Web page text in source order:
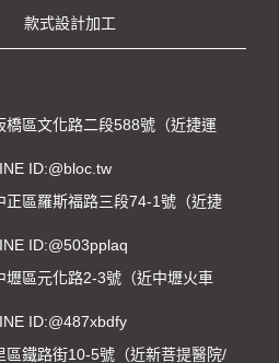
款式設計加工
區文化路二段588號（近捷運
ID:@bloc.tw
正區羅斯福路三段74-1號（近捷
ID:@503pplaq
區元化路2-3號（近中壢火車
ID:@487xbdfy
區鐵路街10-5號（近新菩提醫院/